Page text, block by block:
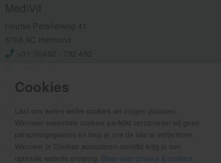
Cookies
Laat ons weten welke cookies we mogen plaatsen.
Wanneer essentiële cookies aanklikt verzamelen wij geen
persoonsgegevens en help je ons de site te verbeteren.
Wanneer je Cookies accepteren aanklikt krijg je een
optimale website ervaring. Meer over privacy & cookies
Openingstijden:
08.00 - 12.30u
13.00 - 16.00u
Wij pauzeren tussen 12.30 en 13.00u